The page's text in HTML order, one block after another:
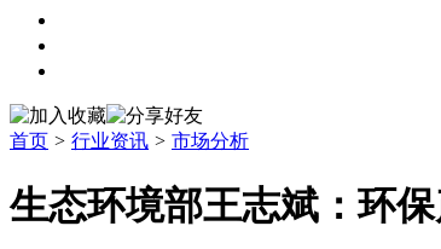
首页 > 行业资讯 > 市场分析
生态环境部王志斌：环